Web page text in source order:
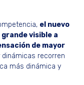
el nuevo
visible a
de mayor
recorren
más dinámica y